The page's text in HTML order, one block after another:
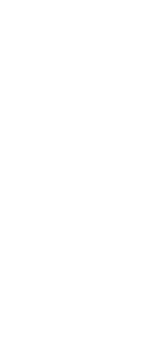
in collina
su una collina di 14
da motel vintage e ampi